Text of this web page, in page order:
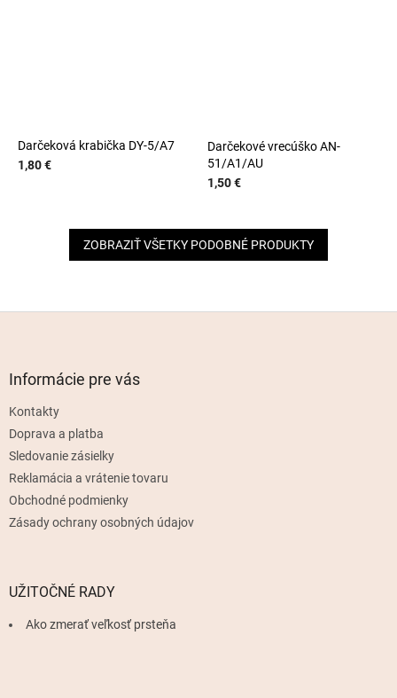
Darčeková krabička DY-5/A7
1,80 €
Darčekové vrecúško AN-
51/A1/AU
1,50 €
ZOBRAZIŤ VŠETKY PODOBNÉ PRODUKTY
Informácie pre vás
Kontakty
Doprava a platba
Sledovanie zásielky
Reklamácia a vrátenie tovaru
Obchodné podmienky
Zásady ochrany osobných údajov
UŽITOČNÉ RADY
Ako zmerať veľkosť prsteňa